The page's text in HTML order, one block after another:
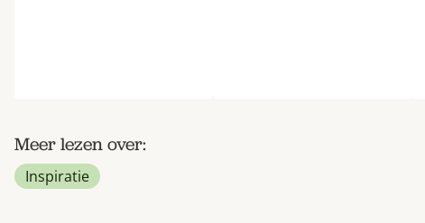
Meer lezen over:
Inspiratie